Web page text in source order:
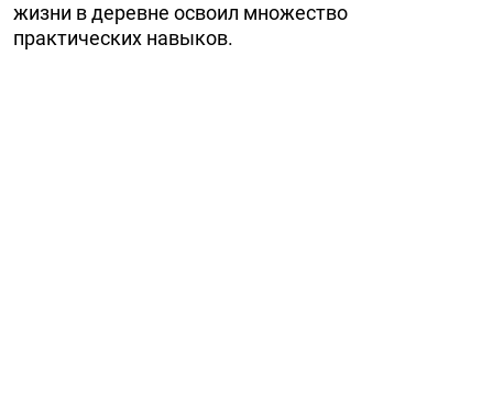
жизни в деревне освоил множество
практических навыков.